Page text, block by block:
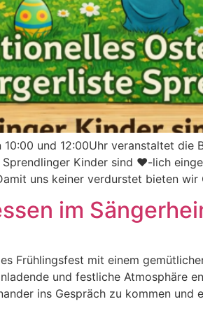
und 12:00Uhr veranstaltet die
Kinder sind ❤️-lich
uns keiner verdurstet bieten
im
Frühlingsfest mit einem
und festliche Atmosphäre
ins Gespräch zu kommen und